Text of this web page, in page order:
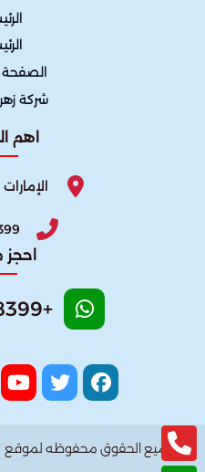
الصفحة
شركة
اهم
+971562038399
جميع الحقوق محفوظه لموقع